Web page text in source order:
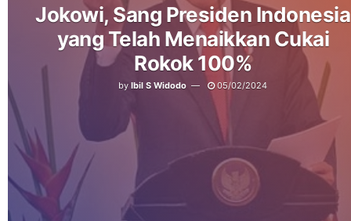
Jokowi, Sang Presiden Indonesia
yang Telah Menaikkan Cukai
Rokok 100%
by Ibil S Widodo 05/02/2024